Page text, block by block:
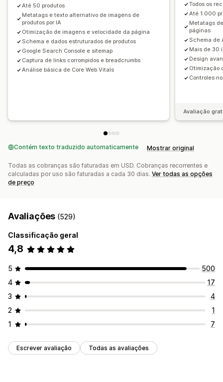
Monitoramento de desempenho
Pontuação de SEO
Insights e dicas
Análise de palavras-chave Análise de velocidade
Análise de links
Análise de conteúdo
Tráfego de sites
Testes
Até 50 produtos
Metatags e texto alternativo de imagens de
produtos por IA
Otimização de imagens e velocidade da página
Schema e dados estruturados de produtos
Google Search Console e sitemap
Captura de links corrompidos e breadcrumbs
Análise básica de Core Web Vitals
Todos os
Até 1.000
Metatags
páginas
Schema de
Mais de 30
Design
Otimização
Controles
Avaliação
Contém texto traduzido automaticamente Mostrar original
Todas as cobranças são faturadas em USD. Cobranças recorrentes e
calculadas por uso são faturadas a cada 30 dias. Ver todas as opções
de preço
Avaliações (529)
Classificação geral
4,8
5
500
4
17
3
4
2
1
1
7
Escrever avaliação Todas as avaliações